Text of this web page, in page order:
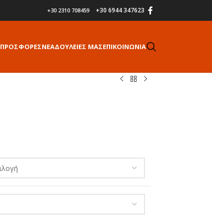
+30 2310 708459 +30 6944 347623
ΠΡΟΣΦΟΡΕΣΝΕΑΔΟΥΛΕΙΕΣ ΜΑΣΕΠΙΚΟΙΝΩΝΙΑ